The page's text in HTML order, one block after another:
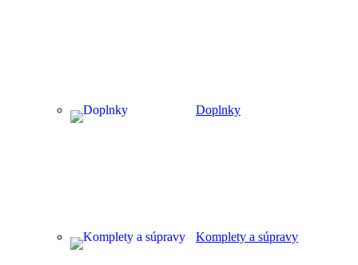
Doplnky
Komplety a súpravy